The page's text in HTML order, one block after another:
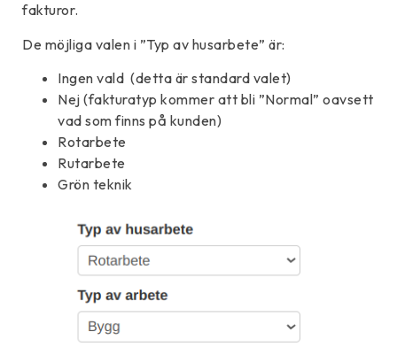
fakturor.
De möjliga valen i ”Typ av husarbete” är:
Ingen vald (detta är standard valet)
Nej (fakturatyp kommer att bli ”Normal” oavsett
vad som finns på kunden)
Rotarbete
Rutarbete
Grön teknik